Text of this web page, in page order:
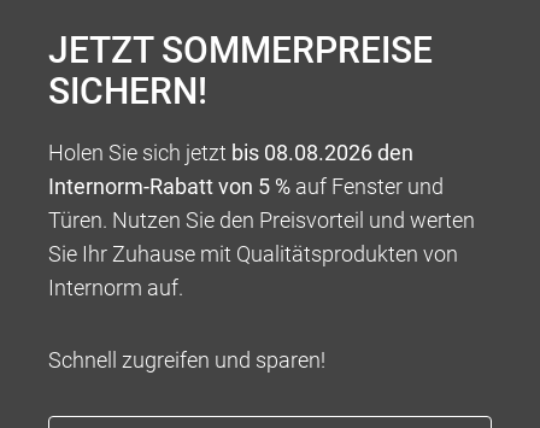
JETZT SOMMERPREISE
SICHERN!
Holen Sie sich jetzt bis 08.08.2026 den
Internorm-Rabatt von 5 % auf Fenster und
Türen. Nutzen Sie den Preisvorteil und werten
Sie Ihr Zuhause mit Qualitätsprodukten von
Internorm auf.
Schnell zugreifen und sparen!